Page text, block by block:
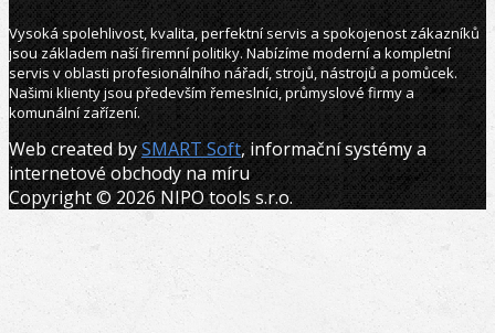
Vysoká spolehlivost, kvalita, perfektní servis a spokojenost zákazníků
jsou základem naší firemní politiky. Nabízíme moderní a kompletní
servis v oblasti profesionálního nářadí, strojů, nástrojů a pomůcek.
Našimi klienty jsou především řemeslníci, průmyslové firmy a
komunální zařízení.
Web created bySMART Soft, informační systémy a
internetové obchody na míru
Copyright © 2026 NIPO tools s.r.o.